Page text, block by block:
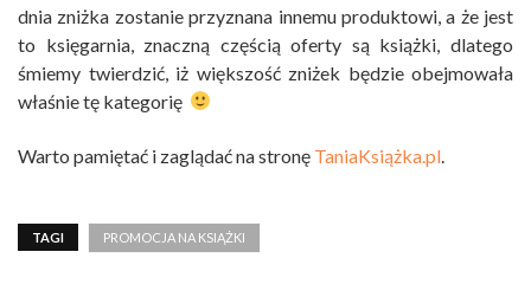
dnia zniżka zostanie przyznana innemu produktowi, a że jest
to księgarnia, znaczną częścią oferty są książki, dlatego
śmiemy twierdzić, iż większość zniżek będzie obejmowała
właśnie tę kategorię
Warto pamiętać i zaglądać na stronę TaniaKsiążka.pl.
TAGI PROMOCJA NA KSIĄŻKI